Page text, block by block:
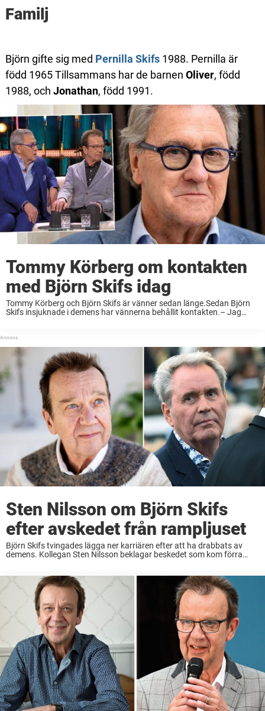
Familj
Björn gifte sig med Pernilla Skifs1988. Pernilla är
född 1965 Tillsammans har de barnen Oliver, född
1988, och Jonathan, född 1991.
Tommy Körberg om kontakten
med Björn Skifs idag
Tommy Körberg och Björn Skifs är vänner sedan länge.Sedan Björn
Skifs insjuknade i demens har vännerna behållit kontakten.– Jag
Sten Nilsson om Björn Skifs
efter avskedet från rampljuset
Björn Skifs tvingades lägga ner karriären efter att ha drabbats av
demens. Kollegan Sten Nilsson beklagar beskedet som kom förra